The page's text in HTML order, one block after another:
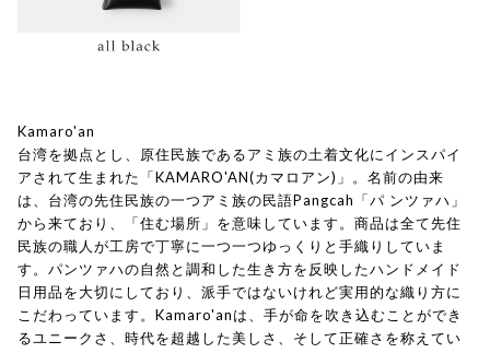
Kamaro'an
台湾を拠点とし、原住民族であるアミ族の土着文化にインスパイ
アされて生まれた「KAMARO'AN(カマロアン)」。名前の由来
は、台湾の先住民族の一つアミ族の民語Pangcah「パ ンツァハ」
から来ており、「住む場所」を意味しています。商品は全て先住
民族の職人が工房で丁寧に一つ一つゆっくりと手織りしていま
す。パンツァハの自然と調和した生き方を反映したハンドメイド
日用品を大切にしており、派手ではないけれど実用的な織り方に
こだわっています。Kamaro'anは、手が命を吹き込むことができ
るユニークさ、時代を超越した美しさ、そして正確さを称えてい